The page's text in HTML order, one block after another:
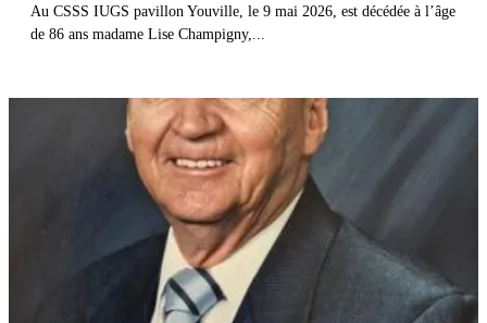
Au CSSS IUGS pavillon Youville, le 9 mai 2026, est décédée à l’âge
de 86 ans madame Lise Champigny,...